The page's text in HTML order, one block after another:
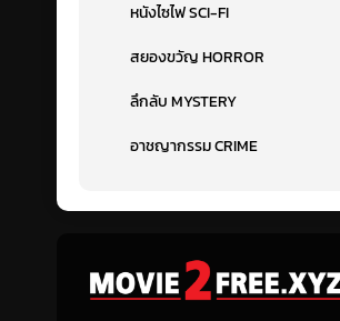
หนังไซไฟ SCI-FI
สยองขวัญ HORROR
ลึกลับ MYSTERY
อาชญากรรม CRIME